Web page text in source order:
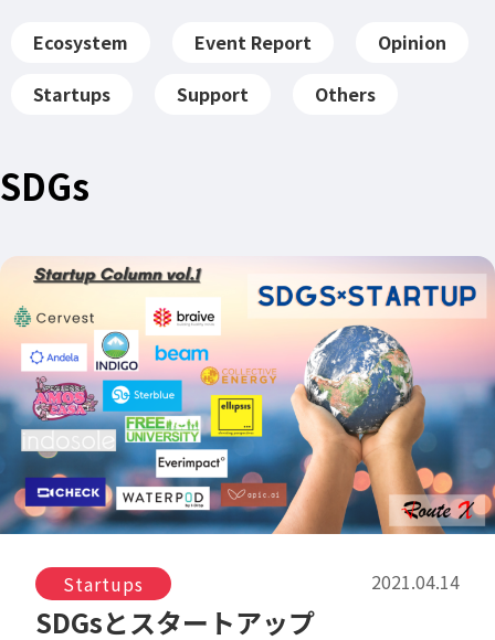
Ecosystem Event Report
Opinion
Startups
Support Others
SDGs
Startups 2021.04.14
SDGsとスタートアップ